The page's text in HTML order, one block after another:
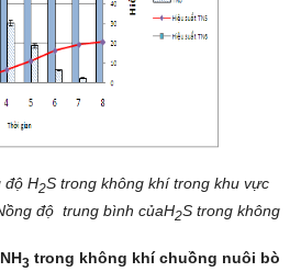
độ H2S trong không khí trong khu vực
độ trung bình củaH2S trong không
3 trong không khí chuồng nuôi bò